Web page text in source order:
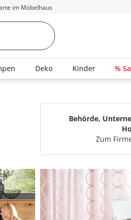
im Möbelhaus
Deko Kinder %
Behörde,
Zum